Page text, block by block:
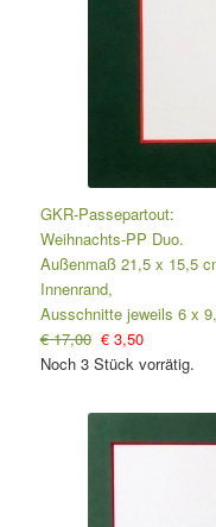
GKR-Passepartout:
Weihnachts-PP Duo.
Außenmaß 21,5 x 15,5
Innenrand,
Ausschnitte jeweils 6 x
€ 17,00 € 3,50
Noch 3 Stück vorrätig.